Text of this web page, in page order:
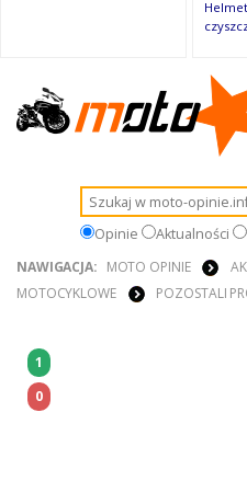
Opinie Aktualności
NAWIGACJA: MOTO OPINIE
MOTOCYKLOWE
POZOSTALI
1
0